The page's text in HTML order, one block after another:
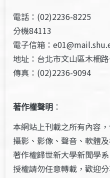
電話：(02)2236-8225
分機84113
電子信箱：
地址：台北市文山區木柵
傳真：(02)2236-9094
著作權聲明 ：
本網站上刊載之所有內容
攝影、影像、聲音、軟體
著作權歸世新大學新聞學
授權請勿任意轉載，歡迎分